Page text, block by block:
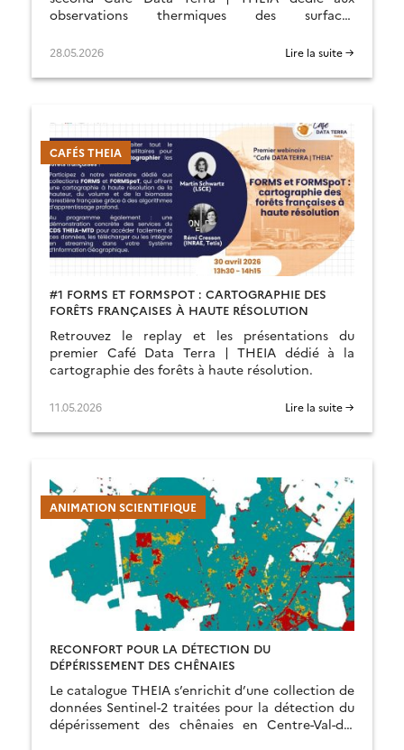
observations thermiques des surfaces
28.05.2026 Lire la suite →
CAFÉS THEIA
#1 FORMS ET FORMSPOT : CARTOGRAPHIE DES
FORÊTS FRANÇAISES À HAUTE RÉSOLUTION
Retrouvez le replay et les présentations du
premier Café Data Terra | THEIA dédié à la
cartographie des forêts à haute résolution.
11.05.2026 Lire la suite →
ANIMATION SCIENTIFIQUE
RECONFORT POUR LA DÉTECTION DU
DÉPÉRISSEMENT DES CHÊNAIES
Le catalogue THEIA s’enrichit d’une collection de
données Sentinel-2 traitées pour la détection du
dépérissement des chênaies en Centre-Val-de-